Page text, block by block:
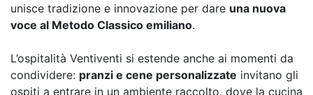
unisce tradizione e innovazione per dare una nuova
voce al Metodo Classico emiliano.
L’ospitalità Ventiventi si estende anche ai momenti da
condividere: pranzi e cene personalizzate invitano gli
ospiti a entrare in un ambiente raccolto, dove la cucina